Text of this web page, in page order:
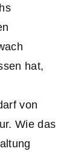
hat,
von
Wie das